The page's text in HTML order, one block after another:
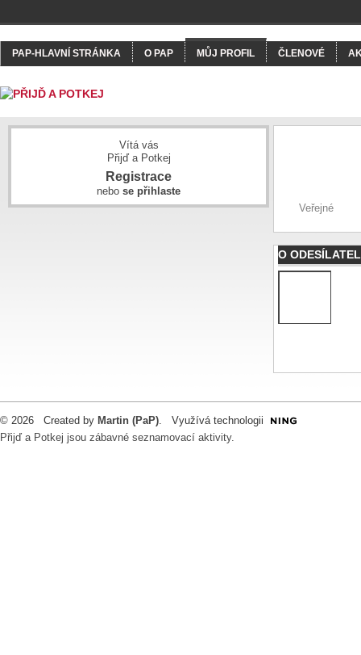
PAP-HLAVNÍ STRÁNKA O PAP MŮJ PROFIL ČLENOVÉ
Vítá vás
Přijď a Potkej
Registrace
nebo se přihlaste
Veřejné
O
© 2026 Created by Martin (PaP). Využívá technologii
Přijď a Potkej jsou zábavné seznamovací aktivity.